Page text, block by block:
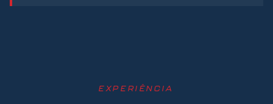
EXPERIÊNCIA